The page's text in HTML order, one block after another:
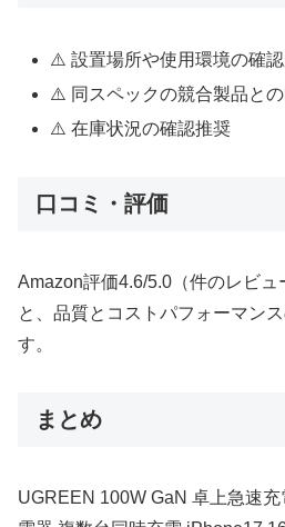
⚠️ 設置場所や使用環境の確
⚠️ 同スペックの競合製品と
⚠️ 在庫状況の確認推奨
口コミ・評価
Amazon評価4.6/5.0（件のレビュ
と、品質とコストパフォーマン
す。
まとめ
UGREEN 100W GaN 卓上急速